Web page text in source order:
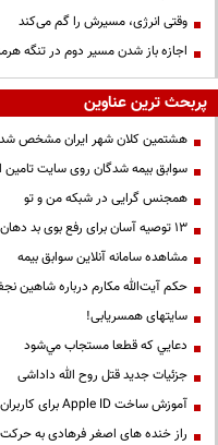
وقتی انرژی، مسیرش را گم می‌کند
اجازه باز شدن مسیر دوم در تنگه
پربحث ترین عناوین
هشتمین کلان شهر ایران مشخص شد
سوابق بیمه شدگان روی سایت تامین
همجنس گرایی در شبکه من و تو
13 توصیه آسان برای رفع بوی بد دهان
مشاهده سامانه آنلاين سوابق بیمه
حكم آيت‌الله مكارم درباره شاهين
سایتهای همسریابی!
دعايي كه قطعا مستجاب مي‌شود
جزئیات جدید قتل روح الله داداشی
آموزش ساخت Apple ID برای کاربران ایرانی
راز خنده های اصغر فرهادی به